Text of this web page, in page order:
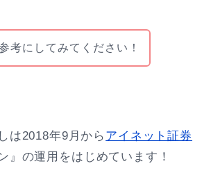
考にしてみてください！
は2018年9月から アイネット証券
』の運用をはじめています！